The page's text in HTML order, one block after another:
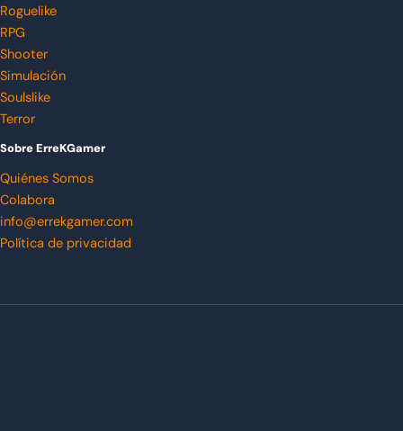
Roguelike
RPG
Shooter
Simulación
Soulslike
Terror
Sobre ErreKGamer
Quiénes Somos
Colabora
info@errekgamer.com
Política de privacidad